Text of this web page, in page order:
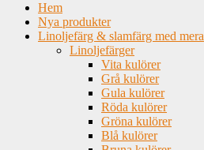
Hem
Nya produkter
Linoljefärg & slamfärg med mera
Linoljefärger
Vita kulörer
Grå kulörer
Gula kulörer
Röda kulörer
Gröna kulörer
Blå kulörer